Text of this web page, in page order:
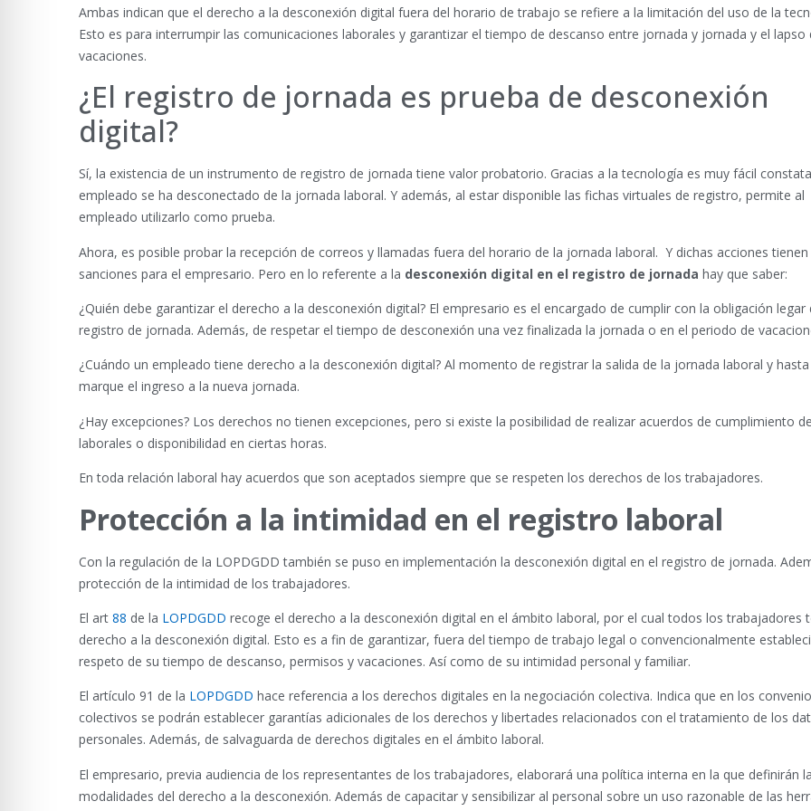
Ambas indican que el derecho a la desconexión digital fuera del horario de trabajo se refiere a la limitación del uso de la
Esto es para interrumpir las comunicaciones laborales y garantizar el tiempo de descanso entre jornada y jornada y el lapso
vacaciones.
¿El registro de jornada es prueba de desconexión
digital?
Sí, la existencia de un instrumento de registro de jornada tiene valor probatorio. Gracias a la tecnología es muy fácil
empleado se ha desconectado de la jornada laboral. Y además, al estar disponible las fichas virtuales de registro, permite al
empleado utilizarlo como prueba.
Ahora, es posible probar la recepción de correos y llamadas fuera del horario de la jornada laboral. Y dichas acciones tienen
sanciones para el empresario. Pero en lo referente a la desconexión digital en el registro de jornada hay que saber:
¿Quién debe garantizar el derecho a la desconexión digital? El empresario es el encargado de cumplir con la obligación legar
registro de jornada. Además, de respetar el tiempo de desconexión una vez finalizada la jornada o en el periodo de
¿Cuándo un empleado tiene derecho a la desconexión digital? Al momento de registrar la salida de la jornada laboral y
marque el ingreso a la nueva jornada.
¿Hay excepciones? Los derechos no tienen excepciones, pero si existe la posibilidad de realizar acuerdos de cumplimiento
laborales o disponibilidad en ciertas horas.
En toda relación laboral hay acuerdos que son aceptados siempre que se respeten los derechos de los trabajadores.
Protección a la intimidad en el registro laboral
Con la regulación de la LOPDGDD también se puso en implementación la desconexión digital en el registro de jornada.
protección de la intimidad de los trabajadores.
El art 88 de la LOPDGDD recoge el derecho a la desconexión digital en el ámbito laboral, por el cual todos los trabajadores
derecho a la desconexión digital. Esto es a fin de garantizar, fuera del tiempo de trabajo legal o convencionalmente
respeto de su tiempo de descanso, permisos y vacaciones. Así como de su intimidad personal y familiar.
El artículo 91 de la LOPDGDD hace referencia a los derechos digitales en la negociación colectiva. Indica que en los
colectivos se podrán establecer garantías adicionales de los derechos y libertades relacionados con el tratamiento de los
personales. Además, de salvaguarda de derechos digitales en el ámbito laboral.
El empresario, previa audiencia de los representantes de los trabajadores, elaborará una política interna en la que definirán
modalidades del derecho a la desconexión. Además de capacitar y sensibilizar al personal sobre un uso razonable de las